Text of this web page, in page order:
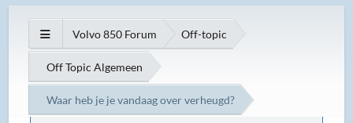
Volvo 850 Forum Off-topic
Off Topic Algemeen
Waar heb je je vandaag over verheugd?